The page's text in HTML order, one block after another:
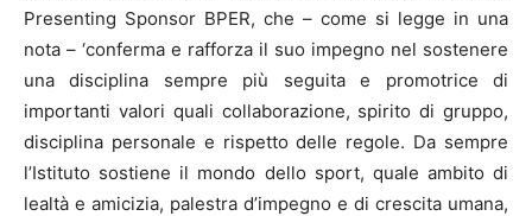
Presenting Sponsor BPER, che – come si legge in una
nota – ‘conferma e rafforza il suo impegno nel sostenere
una disciplina sempre più seguita e promotrice di
importanti valori quali collaborazione, spirito di gruppo,
disciplina personale e rispetto delle regole. Da sempre
l’Istituto sostiene il mondo dello sport, quale ambito di
lealtà e amicizia, palestra d’impegno e di crescita umana,